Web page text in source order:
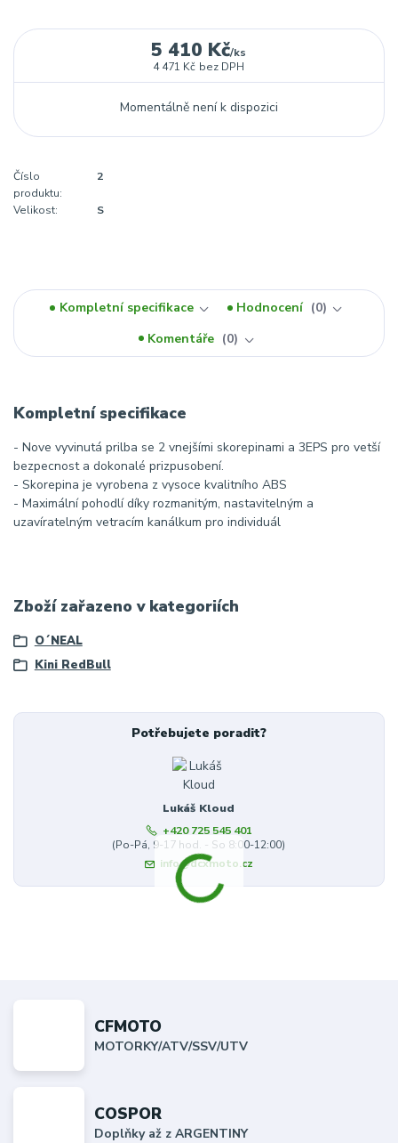
5 410 Kč/ks
4 471 Kč bez DPH
Momentálně není k dispozici
Číslo
produktu:
2
Velikost: S
Kompletní specifikace Hodnocení
0
Komentáře
0
Kompletní specifikace
- Nove vyvinutá prilba se 2 vnejšími skorepinami a 3EPS pro vetší
bezpecnost a dokonalé prizpusobení.
- Skorepina je vyrobena z vysoce kvalitního ABS
- Maximální pohodlí díky rozmanitým, nastavitelným a
uzavíratelným vetracím kanálkum pro individuál
Zboží zařazeno v kategoriích
O´NEAL
Kini RedBull
Potřebujete poradit?
Lukáš Kloud
+420 725 545 401
(Po-Pá, 9-17 hod. - So 8:00-12:00)
info@dcxmoto.cz
CFMOTO
MOTORKY/ATV/SSV/UTV
COSPOR
Doplňky až z ARGENTINY